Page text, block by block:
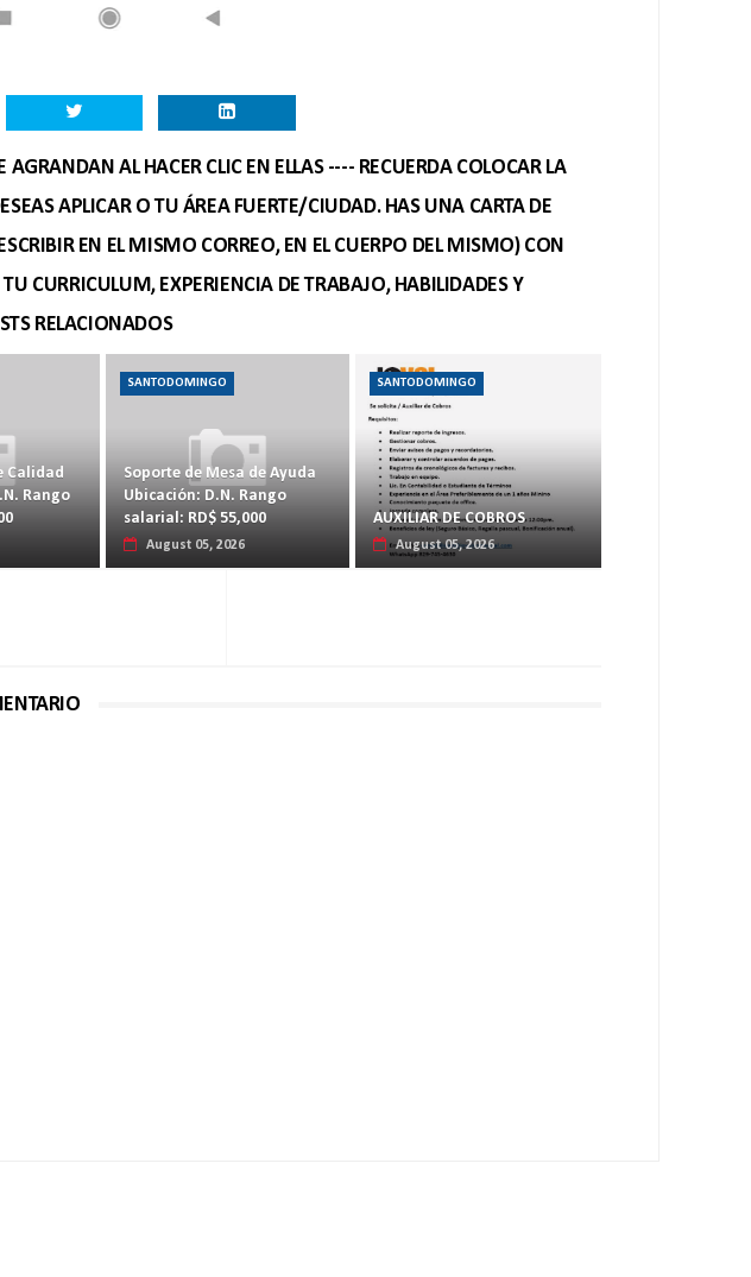
AGRANDAN AL HACER CLIC EN ELLAS ---- RECUERDA COLOCAR LA
APLICAR O TU ÁREA FUERTE/CIUDAD. HAS UNA CARTA DE
EN EL MISMO CORREO, EN EL CUERPO DEL MISMO) CON
CURRICULUM, EXPERIENCIA DE TRABAJO, HABILIDADES Y
RELACIONADOS
Calidad
Rango
SANTODOMINGO
Soporte de Mesa de Ayuda
Ubicación: D.N. Rango
salarial: RD$ 55,000
August 05, 2026
SANTODOMINGO
AUXILIAR DE COBROS
August 05, 2026